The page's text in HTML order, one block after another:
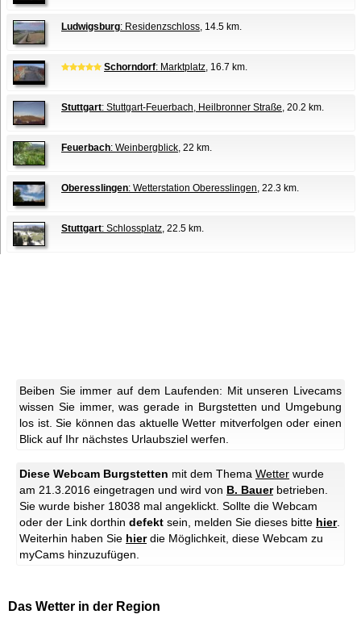
Ludwigsburg: Residenzschloss, 14.5 km.
Schorndorf: Marktplatz, 16.7 km.
Stuttgart: Stuttgart-Feuerbach, Heilbronner Straße, 20.2 km.
Feuerbach: Weinbergblick, 22 km.
Oberesslingen: Wetterstation Oberesslingen, 22.3 km.
Stuttgart: Schlossplatz, 22.5 km.
Beiben Sie immer auf dem Laufenden: Mit unseren Livecams
wissen Sie immer, was gerade in Burgstetten und Umgebung
los ist. Sie können das aktuelle Wetter mitverfolgen oder einen
Blick auf Ihr nächstes Urlaubsziel werfen.
Diese Webcam Burgstetten mit dem Thema Wetter wurde
am 21.3.2016 eingetragen und wird von B. Bauerbetrieben.
Sie wurde bisher 18038 mal angeklickt. Sollte die Webcam
oder der Link dorthin defekt sein, melden Sie dieses bitte hier.
Weiterhin haben Sie hierdie Möglichkeit, diese Webcam zu
myCams hinzuzufügen.
Das Wetter in der Region